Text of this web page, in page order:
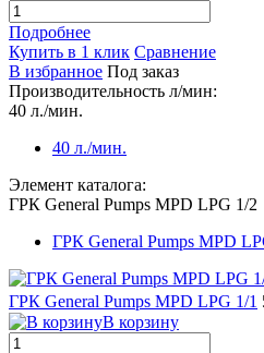
Подробнее
Купить в 1 клик Сравнение
В избранное Под заказ
Производительность л/мин:
40 л./мин.
40 л./мин.
Элемент каталога:
ГРК General Pumps MPD LPG 1/2
ГРК General Pumps MPD
ГРК General Pumps MPD LPG 1/1
В корзину